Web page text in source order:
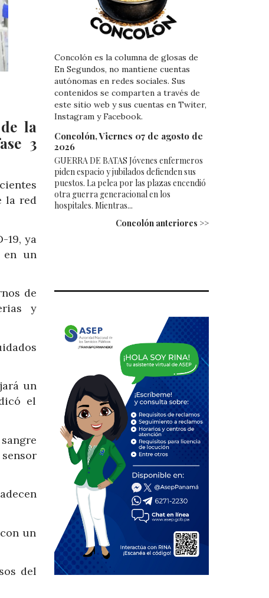
la
3
la red
19, ya
en un
de
y
un
el
un
del
Concolón es la columna de glosas de
En Segundos, no mantiene cuentas
autónomas en redes sociales. Sus
contenidos se comparten a través de
este sitio web y sus cuentas en Twiter,
Instagram y Facebook.
Concolón, Viernes 07 de agosto de
2026
GUERRA DE BATAS Jóvenes enfermeros
piden espacio y jubilados defienden sus
puestos. La pelea por las plazas encendió
otra guerra generacional en los
hospitales. Mientras...
Concolón anteriores >>